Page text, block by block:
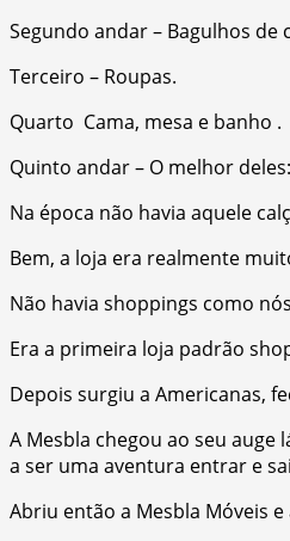
Segundo andar – Bagulhos de
Terceiro – Roupas.
Quarto Cama, mesa e banho .
Quinto andar – O melhor
Na época não havia aquele
Bem, a loja era realmente
Não havia shoppings como
Era a primeira loja padrão
Depois surgiu a Americanas,
A Mesbla chegou ao seu
a ser uma aventura entrar e
Abriu então a Mesbla Móveis